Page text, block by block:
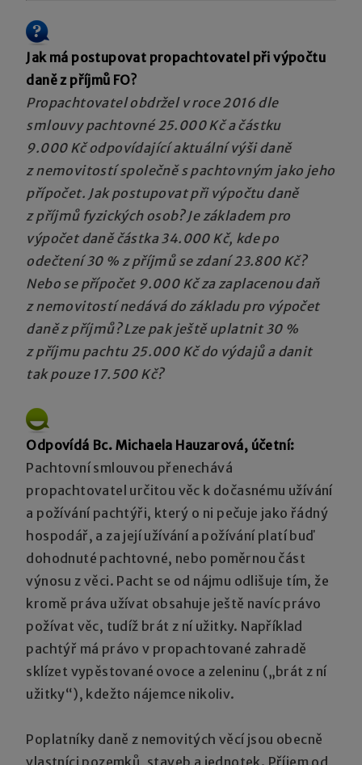
Jak má postupovat propachtovatel při výpočtu
daně z příjmů FO?
Propachtovatel obdržel v roce 2016 dle
smlouvy pachtovné 25.000 Kč a částku
9.000 Kč odpovídající aktuální výši daně
z nemovitostí společně s pachtovným jako jeho
přípočet. Jak postupovat při výpočtu daně
z příjmů fyzických osob? Je základem pro
výpočet daně částka 34.000 Kč, kde po
odečtení 30 % z příjmů se zdaní 23.800 Kč?
Nebo se přípočet 9.000 Kč za zaplacenou daň
z nemovitostí nedává do základu pro výpočet
daně z příjmů? Lze pak ještě uplatnit 30 %
z příjmu pachtu 25.000 Kč do výdajů a danit
tak pouze 17.500 Kč?
Odpovídá Bc. Michaela Hauzarová, účetní:
Pachtovní smlouvou přenechává
propachtovatel určitou věc k dočasnému užívání
a požívání pachtýři, který o ni pečuje jako řádný
hospodář, a za její užívání a požívání platí buď
dohodnuté pachtovné, nebo poměrnou část
výnosu z věci. Pacht se od nájmu odlišuje tím, že
kromě práva užívat obsahuje ještě navíc právo
požívat věc, tudíž brát z ní užitky. Například
pachtýř má právo v propachtované zahradě
sklízet vypěstované ovoce a zeleninu („brát z ní
užitky“), kdežto nájemce nikoliv.
Poplatníky daně z nemovitých věcí jsou obecně
vlastníci pozemků, staveb a jednotek. Příjem od